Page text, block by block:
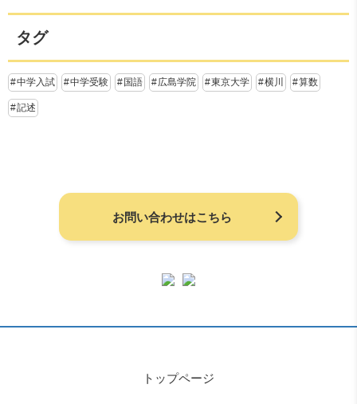
タグ
中学入試 中学受験 国語 広島学院 東京大学 横川 算数
記述
お問い合わせはこちら
トップページ